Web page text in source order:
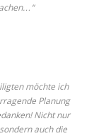
möchte ich
Planung
Nicht nur
auch die